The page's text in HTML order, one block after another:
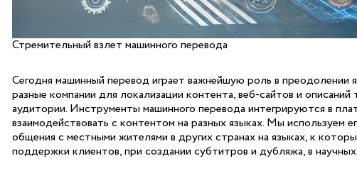
Стремительный взлет машинного перевода
Сегодня машинный перевод играет важнейшую роль в преодолении
разные компании для локализации контента, веб-сайтов и
аудитории. Инструменты машинного перевода интегрируются в
взаимодействовать с контентом на разных языках. Мы используем
общения с местными жителями в других странах на языках, к
поддержки клиентов, при создании субтитров и дубляжа, в